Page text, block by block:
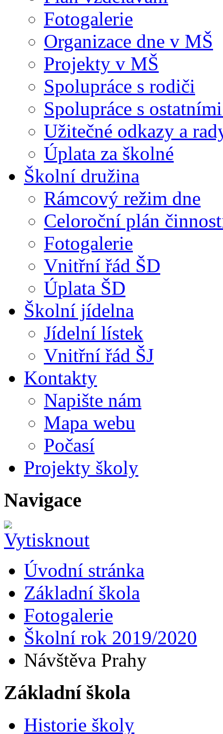
Fotogalerie
Organizace dne v MŠ
Projekty v MŠ
Spolupráce s rodiči
Spolupráce s
Užitečné odkazy a
Úplata za školné
Školní družina
Rámcový režim dne
Celoroční plán
Fotogalerie
Vnitřní řád ŠD
Úplata ŠD
Školní jídelna
Jídelní lístek
Vnitřní řád ŠJ
Kontakty
Napište nám
Mapa webu
Počasí
Projekty školy
Navigace
Úvodní stránka
Základní škola
Fotogalerie
Školní rok 2019/2020
Návštěva Prahy
Základní škola
Historie školy